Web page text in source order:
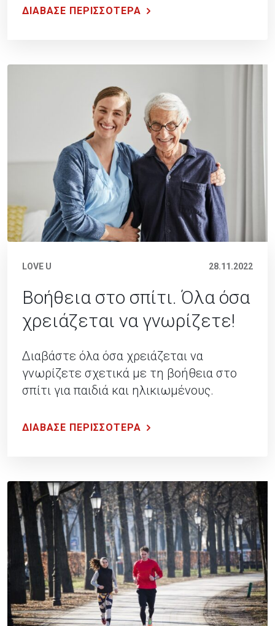
ΔΙΑΒΑΣΕ ΠΕΡΙΣΣΟΤΕΡΑ
LOVE U 28.11.2022
Βοήθεια στο σπίτι. Όλα όσα
χρειάζεται να γνωρίζετε!
Διαβάστε όλα όσα χρειάζεται να
γνωρίζετε σχετικά με τη βοήθεια στο
σπίτι για παιδιά και ηλικιωμένους.
ΔΙΑΒΑΣΕ ΠΕΡΙΣΣΟΤΕΡΑ